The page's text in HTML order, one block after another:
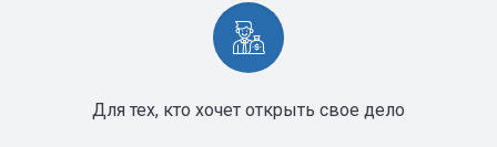
Для тех, кто хочет открыть свое дело